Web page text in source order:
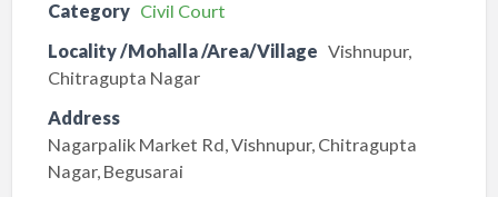
Category Civil Court
Locality /Mohalla /Area/Village Vishnupur,
Chitragupta Nagar
Address
Nagarpalik Market Rd, Vishnupur, Chitragupta
Nagar, Begusarai